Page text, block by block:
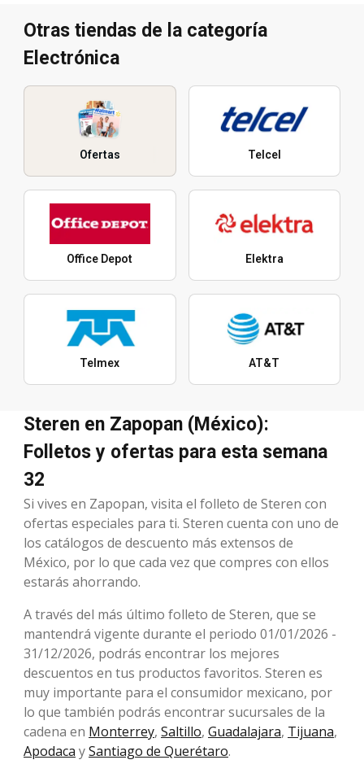
Otras tiendas de la categoría
Electrónica
Ofertas Telcel
Office Depot Elektra
Telmex AT&T
Steren en Zapopan (México):
Folletos y ofertas para esta semana
32
Si vives en Zapopan, visita el folleto de Steren con
ofertas especiales para ti. Steren cuenta con uno de
los catálogos de descuento más extensos de
México, por lo que cada vez que compres con ellos
estarás ahorrando.
A través del más último folleto de Steren, que se
mantendrá vigente durante el periodo 01/01/2026 -
31/12/2026, podrás encontrar los mejores
descuentos en tus productos favoritos. Steren es
muy importante para el consumidor mexicano, por
lo que también podrás encontrar sucursales de la
cadena en Monterrey, Saltillo, Guadalajara, Tijuana,
Apodaca ySantiago de Querétaro.